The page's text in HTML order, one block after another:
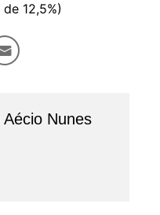
12,5%)
Nunes